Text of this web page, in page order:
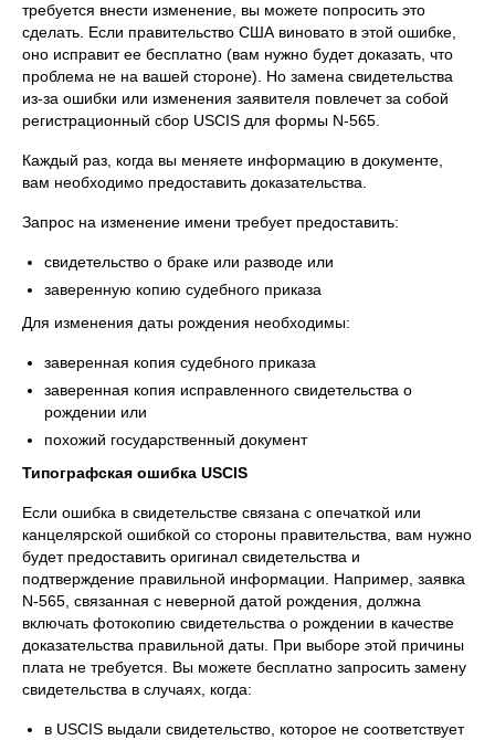
требуется внести изменение, вы можете попросить это
сделать. Если правительство США виновато в этой ошибке,
оно исправит ее бесплатно (вам нужно будет доказать, что
проблема не на вашей стороне). Но замена свидетельства
из-за ошибки или изменения заявителя повлечет за собой
регистрационный сбор USCIS для формы N-565.
Каждый раз, когда вы меняете информацию в документе,
вам необходимо предоставить доказательства.
Запрос на изменение имени требует предоставить:
свидетельство о браке или разводе или
заверенную копию судебного приказа
Для изменения даты рождения необходимы:
заверенная копия судебного приказа
заверенная копия исправленного свидетельства о
рождении или
похожий государственный документ
Типографская ошибка USCIS
Если ошибка в свидетельстве связана с опечаткой или
канцелярской ошибкой со стороны правительства, вам нужно
будет предоставить оригинал свидетельства и
подтверждение правильной информации. Например, заявка
N-565, связанная с неверной датой рождения, должна
включать фотокопию свидетельства о рождении в качестве
доказательства правильной даты. При выборе этой причины
плата не требуется. Вы можете бесплатно запросить замену
свидетельства в случаях, когда:
в USCIS выдали свидетельство, которое не соответствует